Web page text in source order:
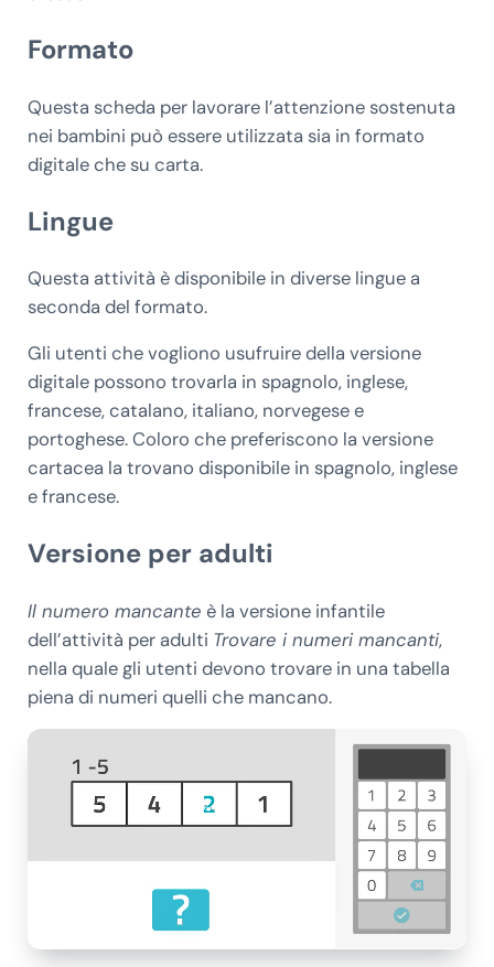
Formato
Questa scheda per lavorare l’attenzione sostenuta
nei bambini può essere utilizzata sia in formato
digitale che su carta.
Lingue
Questa attività è disponibile in diverse lingue a
seconda del formato.
Gli utenti che vogliono usufruire della versione
digitale possono trovarla in spagnolo, inglese,
francese, catalano, italiano, norvegese e
portoghese. Coloro che preferiscono la versione
cartacea la trovano disponibile in spagnolo, inglese
e francese.
Versione per adulti
Il numero mancante è la versione infantile
dell’attività per adulti Trovare i numeri mancanti,
nella quale gli utenti devono trovare in una tabella
piena di numeri quelli che mancano.